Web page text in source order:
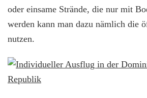
oder einsame Strände, die nur mit
werden kann man dazu nämlich die
nutzen.